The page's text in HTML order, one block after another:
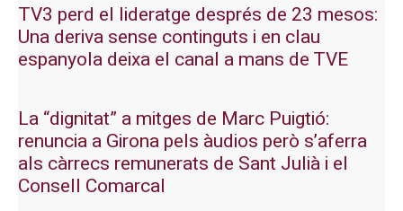
TV3 perd el lideratge després de 23 mesos:
Una deriva sense continguts i en clau
espanyola deixa el canal a mans de TVE
La “dignitat” a mitges de Marc Puigtió:
renuncia a Girona pels àudios però s’aferra
als càrrecs remunerats de Sant Julià i el
Consell Comarcal